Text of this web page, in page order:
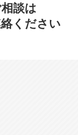
談は
ください